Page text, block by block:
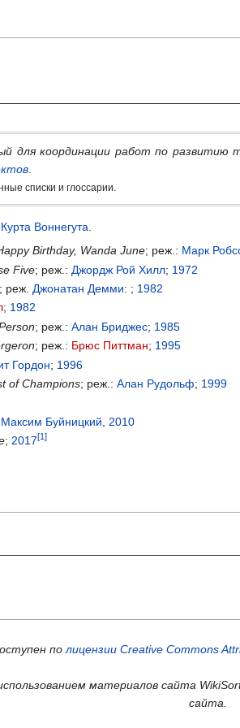
для координации работ по развитию
списки и глоссарии.
Курта Воннегута
Birthday, Wanda June; реж.: Марк
Five; реж.: Джордж Рой Хилл; 1972
реж. Джонатан Демми: ; 1982
; 1982
; реж.: Алан Бриджес; 1985
; реж.: Брюс Питтман; 1995
Гордон; 1996
of Champions; реж.: Алан Рудольф; 1999
Максим Буйницкий
2010
; 2017
полицензии Creative Commons
материалов сайта
сайта.